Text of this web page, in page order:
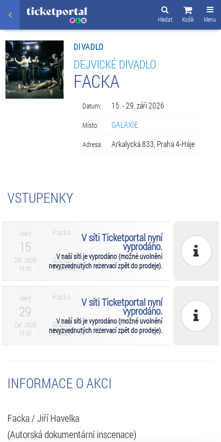
Menu
Košík
Hledat
DIVADLO
DEJVICKÉ DIVADLO
FACKA
Datum: 15. - 29. září 2026
Místo: GALAXIE
Adresa: Arkalycká 833, Praha 4-Háje
VSTUPENKY
úterý
15
Zář. 2026
19:30
V síti Ticketportal nyní
vyprodáno.
V naší síti je vyprodáno (možné uvolnění
nevyzvednutých rezervací zpět do prodeje).
Facka
GALAXIE
PRAHA
úterý
29
Zář. 2026
19:30
V síti Ticketportal nyní
vyprodáno.
V naší síti je vyprodáno (možné uvolnění
nevyzvednutých rezervací zpět do prodeje).
Facka
GALAXIE
PRAHA
INFORMACE O AKCI
Facka / Jiří Havelka
(Autorská dokumentární inscenace)